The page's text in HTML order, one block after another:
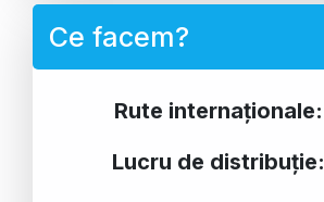
Ce facem?
Rute internaționale:
Lucru de distribuție: